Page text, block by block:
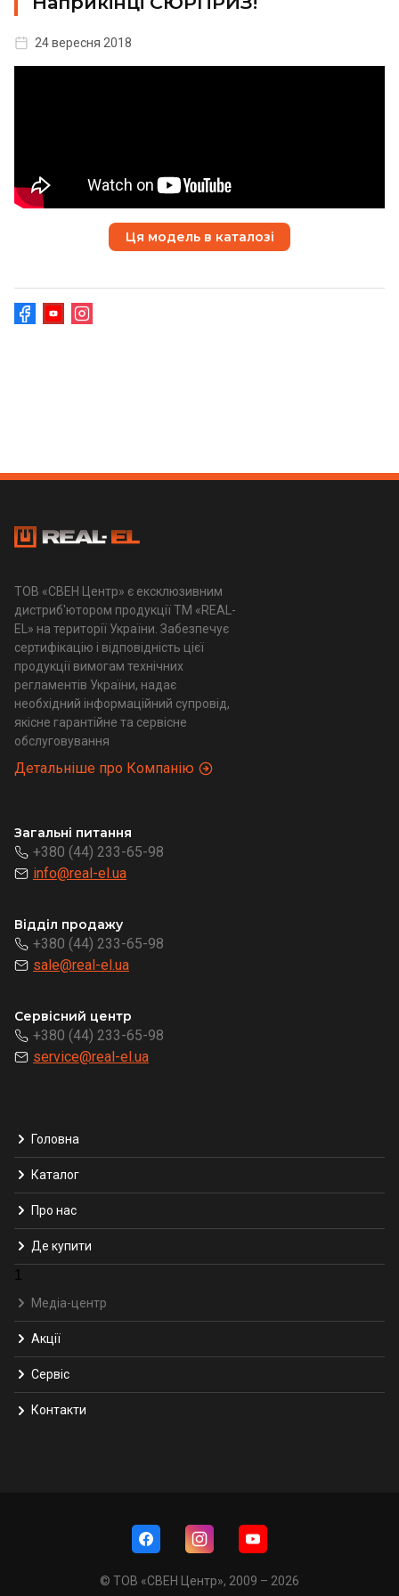
24 вересня 2018
Ця модель в каталозі
ТОВ «СВЕН Центр» є ексклюзивним
дистриб'ютором продукції ТМ «REAL-
EL» на території України. Забезпечує
сертифікацію і відповідність цієї
продукції вимогам технічних
регламентів України, надає
необхідний інформаційний супровід,
якісне гарантійне та сервісне
обслуговування
Детальніше про Компанію
Загальні питання
+380 (44) 233-65-98
info@real-el.ua
Відділ продажу
+380 (44) 233-65-98
sale@real-el.ua
Сервісний центр
+380 (44) 233-65-98
service@real-el.ua
Головна
Каталог
Про нас
Де купити
1
Медіа-центр
Акції
Сервіс
Контакти
© ТОВ «СВЕН Центр», 2009 – 2026